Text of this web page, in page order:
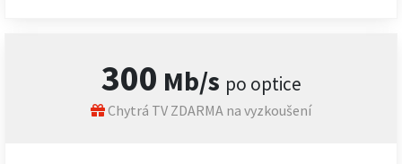
300 Mb/s po optice
Chytrá TV ZDARMA na vyzkoušení